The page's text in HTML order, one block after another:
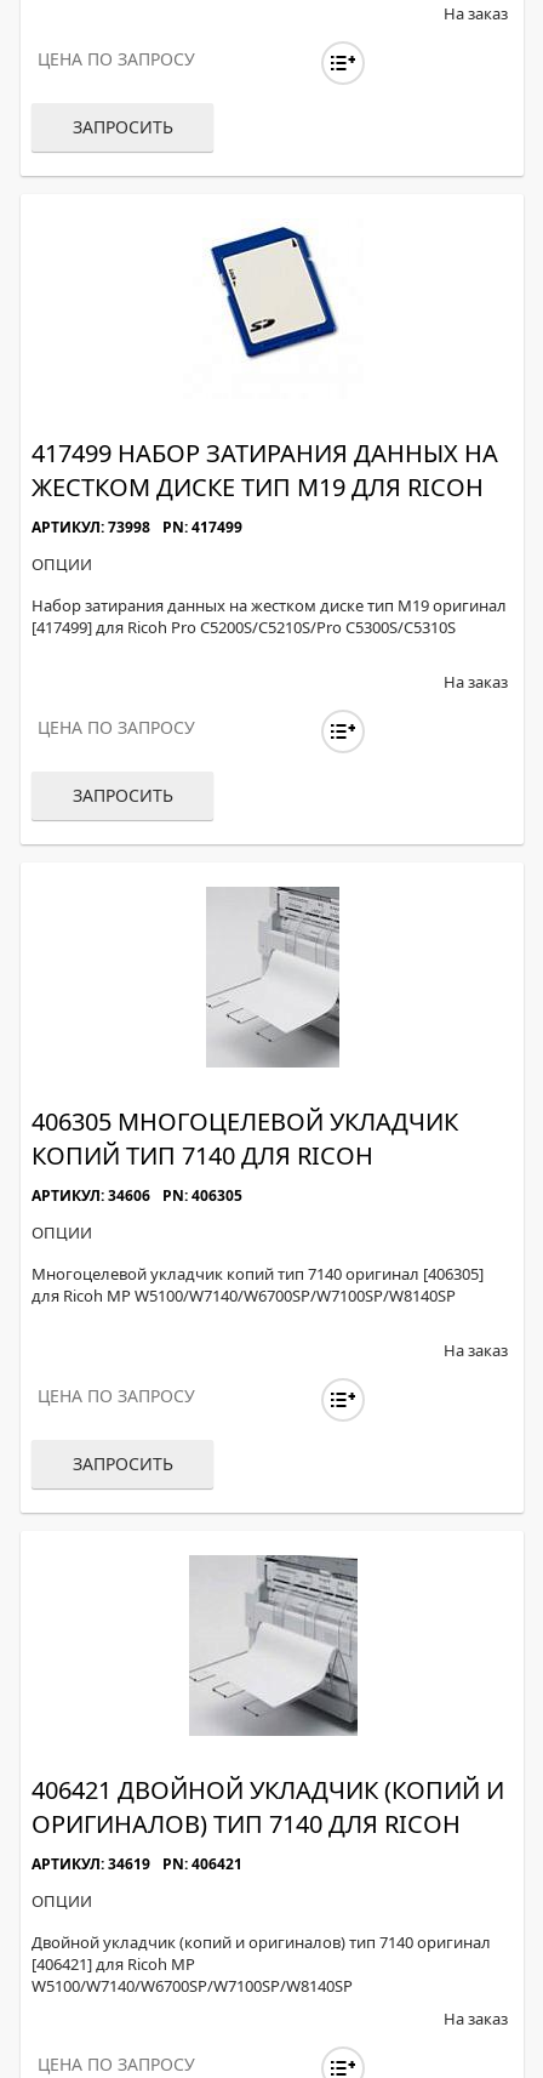
На заказ
ЦЕНА ПО ЗАПРОСУ
ЗАПРОСИТЬ
417499 НАБОР ЗАТИРАНИЯ ДАННЫХ НА
ЖЕСТКОМ ДИСКЕ ТИП M19 ДЛЯ RICOH
АРТИКУЛ: 73998 PN: 417499
ОПЦИИ
Набор затирания данных на жестком диске тип M19 оригинал
[417499] для Ricoh Pro C5200S/C5210S/Pro C5300S/C5310S
На заказ
ЦЕНА ПО ЗАПРОСУ
ЗАПРОСИТЬ
406305 МНОГОЦЕЛЕВОЙ УКЛАДЧИК
КОПИЙ ТИП 7140 ДЛЯ RICOH
АРТИКУЛ: 34606 PN: 406305
ОПЦИИ
Многоцелевой укладчик копий тип 7140 оригинал [406305]
для Ricoh MP W5100/W7140/W6700SP/W7100SP/W8140SP
На заказ
ЦЕНА ПО ЗАПРОСУ
ЗАПРОСИТЬ
406421 ДВОЙНОЙ УКЛАДЧИК (КОПИЙ И
ОРИГИНАЛОВ) ТИП 7140 ДЛЯ RICOH
АРТИКУЛ: 34619 PN: 406421
ОПЦИИ
Двойной укладчик (копий и оригиналов) тип 7140 оригинал
[406421] для Ricoh MP
W5100/W7140/W6700SP/W7100SP/W8140SP
На заказ
ЦЕНА ПО ЗАПРОСУ